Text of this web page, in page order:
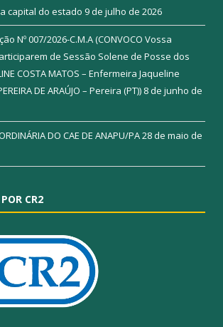
capital do estado 9 de julho de 2026
Nº 007/2026-C.M.A (CONVOCO Vossa
de Sessão Solene de Posse dos
COSTA MATOS – Enfermeira Jaqueline
DE ARAÚJO – Pereira (PT)) 8 de junho de
DO CAE DE ANAPU/PA28 de maio de
CR2